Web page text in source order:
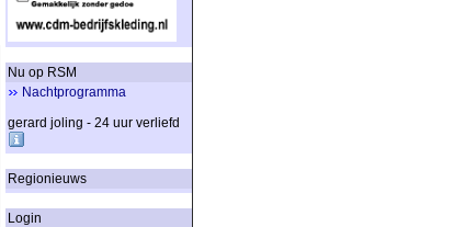
Nu op RSM
Nachtprogramma
gerard joling - 24 uur verliefd
Regionieuws
Login